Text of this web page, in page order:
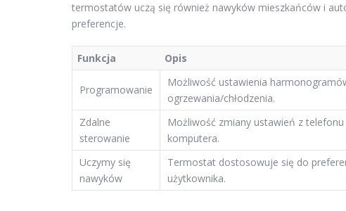
termostatów uczą się również nawyków mieszkańców i
preferencje.
Funkcja Opis
Programowanie
Możliwość ustawienia
ogrzewania/chłodzenia.
Zdalne
sterowanie
Możliwość zmiany ustawień z telefonu
komputera.
Uczymy się
nawyków
Termostat dostosowuje się do
użytkownika.